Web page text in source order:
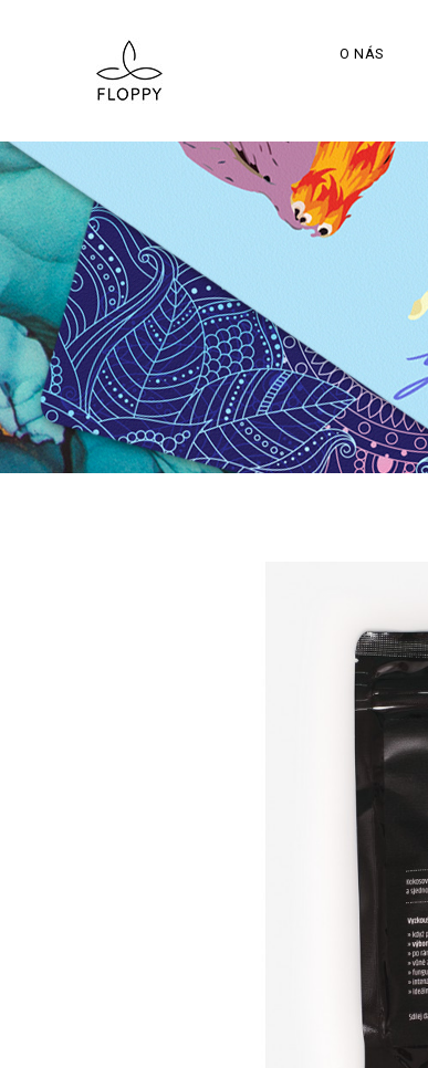
O NÁS